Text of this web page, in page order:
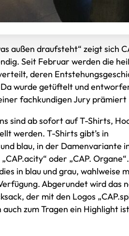
außen draufsteht“ zeigt sich
Seit Februar werden die
deren
wurde getüftelt und
fachkundigen Jury prämiert
sind ab sofort auf T-Shirts,
werden. T-Shirts gibt’s in
blau, in der Damenvariante
oder „CAP.
in blau und grau, wahlweise
Abgerundet wird das
der mit den Logos
zum Tragen ein Highlight